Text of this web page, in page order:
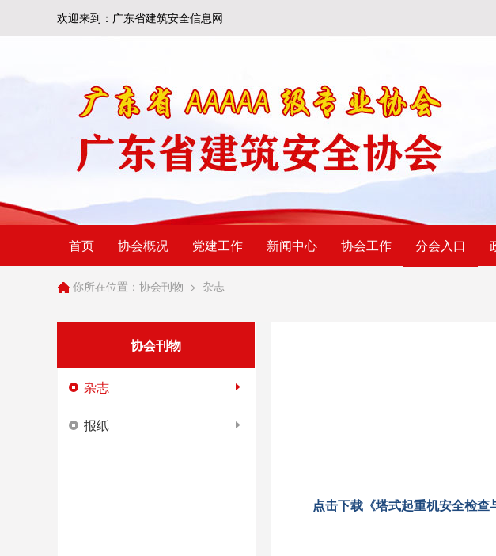
欢迎来到：广东省建筑安全信息网
首页 协会概况 党建工作 新闻中心 协会工作 分会入口
你所在位置： 协会刊物 > 杂志
协会刊物
杂志
报纸
点击下载《塔式起重机安全检查